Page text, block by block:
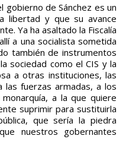
gobierno de Sánchez es un
libertad y que su avance
Ya ha asaltado la Fiscalía
a una socialista sometida
también de instrumentos
sociedad como el CIS y la
a otras instituciones, las
fuerzas armadas, a los
a la que quiere
suprimir para sustituirla
que sería la piedra
nuestros gobernantes